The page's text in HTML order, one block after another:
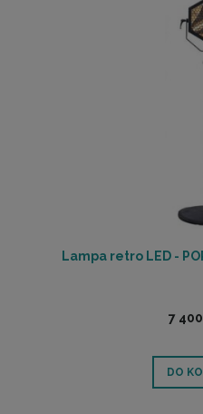
Lampa retro LED -
7
DO